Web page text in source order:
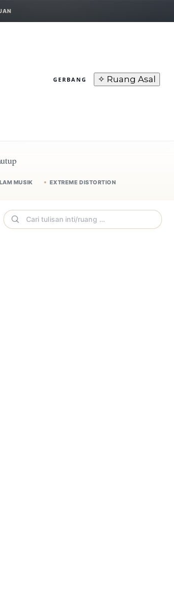
GERBANG ✧ Ruang Asal
MUSIK EXTREME DISTORTION